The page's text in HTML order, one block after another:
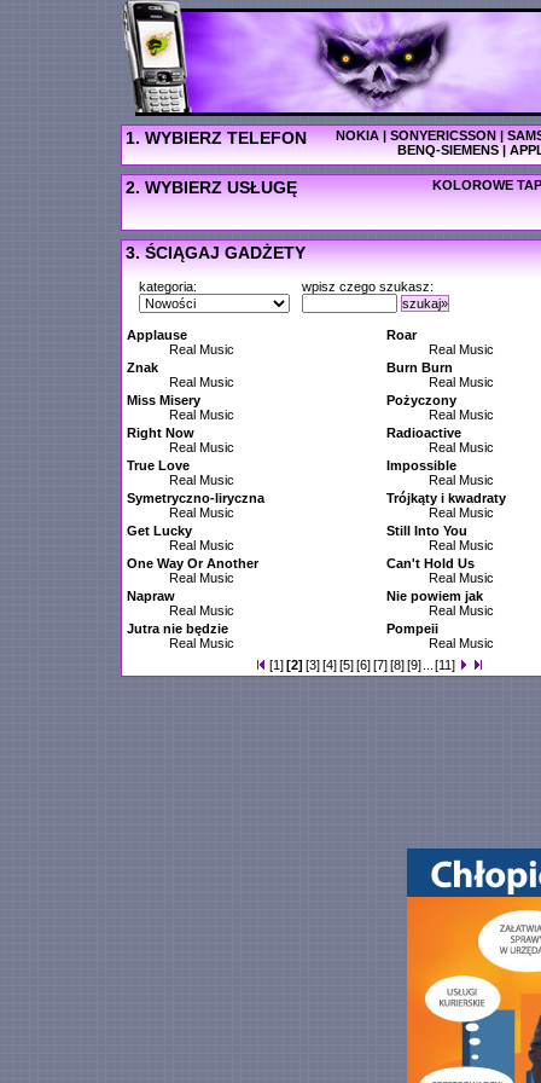
1. WYBIERZ TELEFON NOKIA|SONYERICSSON|
BENQ-SIEMENS|
2. WYBIERZ USŁUGĘ KOLOROWE
3. ŚCIĄGAJ GADŻETY
kategoria:
wpisz czego szukasz:
szukaj»
Applause
Real Music
Roar
Real Music
Znak
Real Music
Burn Burn
Real Music
Miss Misery
Real Music
Pożyczony
Real Music
Right Now
Real Music
Radioactive
Real Music
True Love
Real Music
Impossible
Real Music
Symetryczno-liryczna
Real Music
Trójkąty i kwadraty
Real Music
Get Lucky
Real Music
Still Into You
Real Music
One Way Or Another
Real Music
Can't Hold Us
Real Music
Napraw
Real Music
Nie powiem jak
Real Music
Jutra nie będzie
Real Music
Pompeii
Real Music
[1][2] [3][4][5][6][7][8][9] [11]